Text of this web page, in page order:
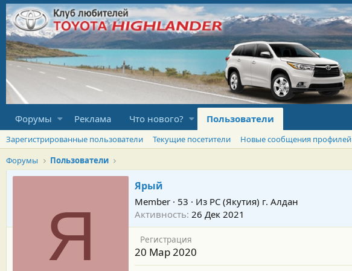
Форумы Реклама Что нового? Пользователи
Зарегистрированные пользователи Текущие посетители Новые сообщения профилей
Форумы
Пользователи
Я
Ярый
Member · 53 · Из РС (Якутия) г. Алдан
Активность 26 Дек 2021
Регистрация
20 Мар 2020